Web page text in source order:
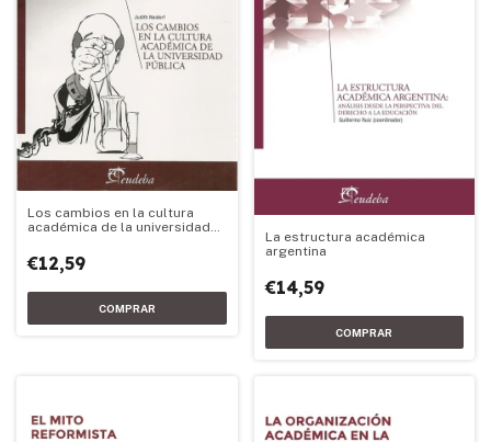
Los cambios en la cultura
académica de la universidad
€12,59
La estructura académica
argentina
€14,59